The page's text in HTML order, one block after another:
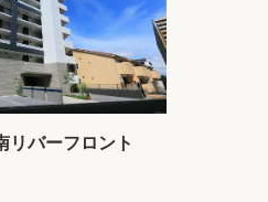
リバーフロント